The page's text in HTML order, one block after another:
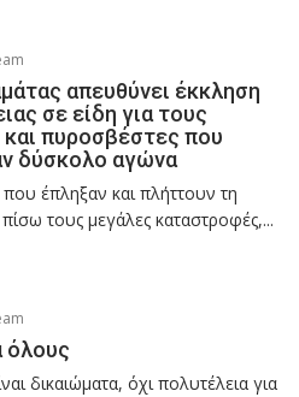
απευθύνει έκκληση
σε είδη για τους
πυροσβέστες που
δύσκολο αγώνα
έπληξαν και πλήττουν τη
τους μεγάλες καταστροφές,...
όλους
δικαιώματα, όχι πολυτέλεια για